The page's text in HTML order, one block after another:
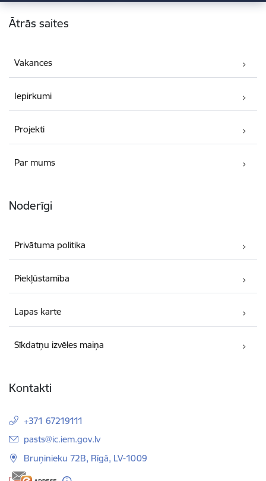
Kājene
Ātrās saites
Vakances
Iepirkumi
Projekti
Par mums
Noderīgi
Privātuma politika
Piekļūstamība
Lapas karte
Sīkdatņu izvēles maiņa
Kontakti
+371 67219111
E-pasts:
pasts@ic.iem.gov.lv
Bruņinieku 72B, Rīgā, LV-1009